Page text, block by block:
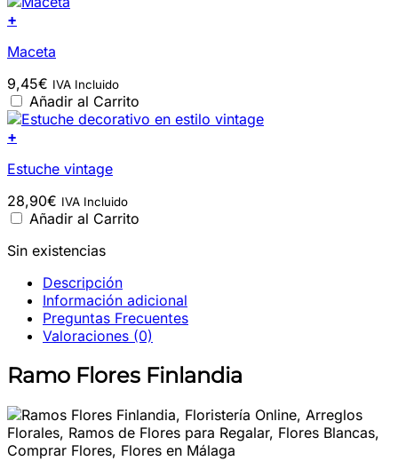
+
Maceta
9,45€ IVA Incluido
Añadir al Carrito
+
Estuche vintage
28,90€ IVA Incluido
Añadir al Carrito
Sin existencias
Descripción
Información adicional
Preguntas Frecuentes
Valoraciones (0)
Ramo Flores Finlandia